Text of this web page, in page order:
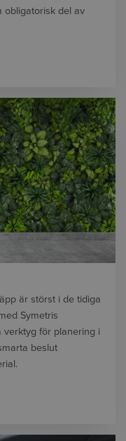
obligatorisk del av
är störst i de tidiga
Symetris
verktyg för planering i
beslut